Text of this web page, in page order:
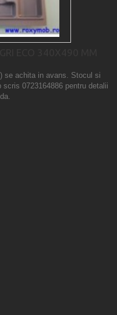
se achita in avans. Stocul si
0723164886 pentru detalii